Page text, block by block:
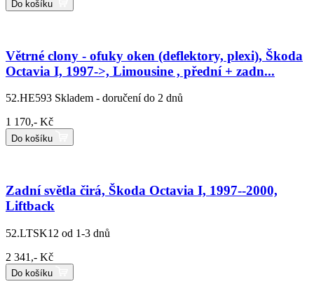
Do košíku
Větrné clony - ofuky oken (deflektory, plexi), Škoda
Octavia I, 1997->, Limousine , přední + zadn...
52.HE593 Skladem - doručení do 2 dnů
1 170,- Kč
Do košíku
Zadní světla čirá, Škoda Octavia I, 1997--2000,
Liftback
52.LTSK12 od 1-3 dnů
2 341,- Kč
Do košíku